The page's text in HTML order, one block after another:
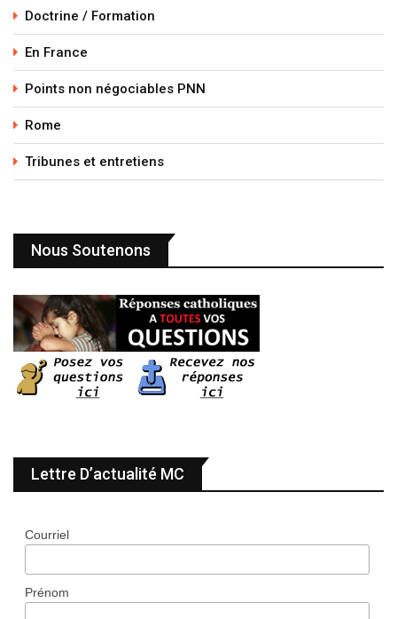
Doctrine / Formation
En France
Points non négociables PNN
Rome
Tribunes et entretiens
Nous Soutenons
Lettre D’actualité MC
Courriel
Prénom